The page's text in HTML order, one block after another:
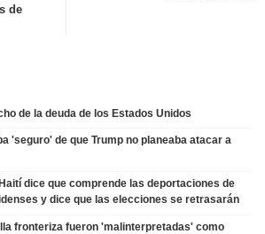
de
de la deuda de los Estados Unidos
'seguro' de que Trump no planeaba atacar a
dice que comprende las deportaciones de
y dice que las elecciones se retrasarán
fronteriza fueron 'malinterpretadas' como